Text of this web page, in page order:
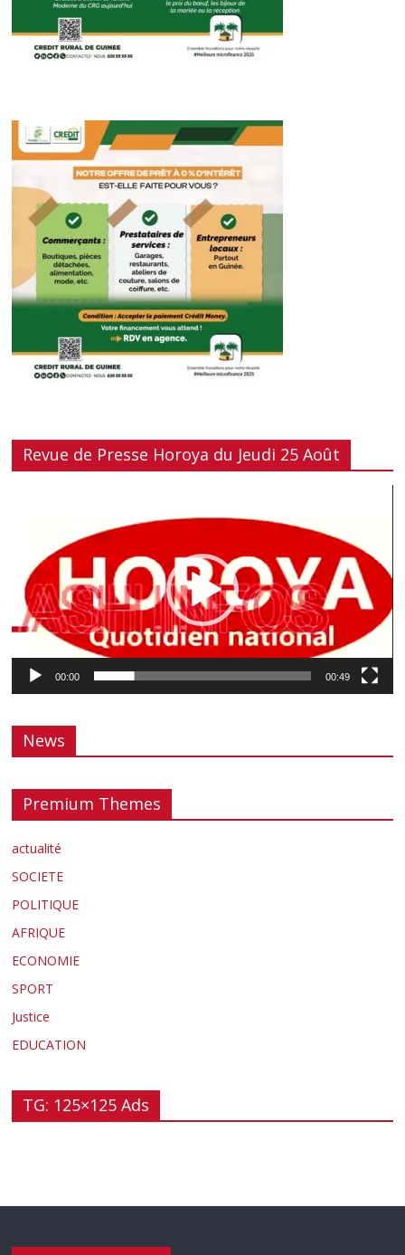
Revue de Presse Horoya du Jeudi 25 Août
00:00 00:49
News
Premium Themes
actualité
SOCIETE
POLITIQUE
AFRIQUE
ECONOMIE
SPORT
Justice
EDUCATION
TG: 125×125 Ads